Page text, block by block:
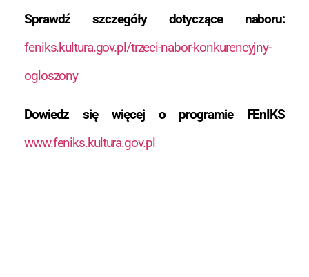
Sprawdź szczegóły dotyczące naboru:
feniks.kultura.gov.pl/trzeci-nabor-konkurencyjny-
ogloszony
Dowiedz się więcej o programie FEnIKS
www.feniks.kultura.gov.pl